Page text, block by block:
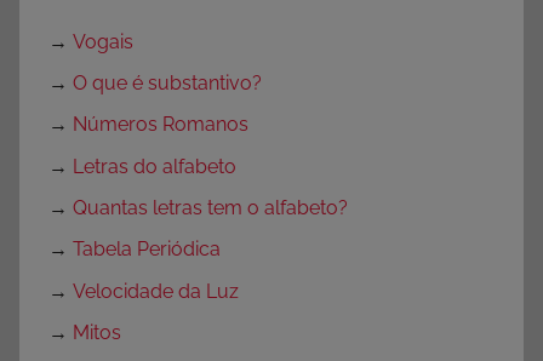
→ Vogais
→ O que é substantivo?
→ Números Romanos
→ Letras do alfabeto
→ Quantas letras tem o alfabeto?
→ Tabela Periódica
→ Velocidade da Luz
→ Mitos